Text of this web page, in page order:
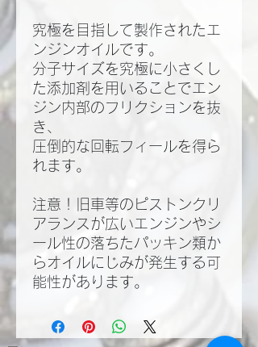
究極を目指して製作されたエ
ンジンオイルです。
分子サイズを究極に小さくし
た添加剤を用いることでエン
ジン内部のフリクションを抜
き、
圧倒的な回転フィールを得ら
れます。
注意！旧車等のピストンクリ
アランスが広いエンジンやシ
ール性の落ちたパッキン類か
らオイルにじみが発生する可
能性があります。